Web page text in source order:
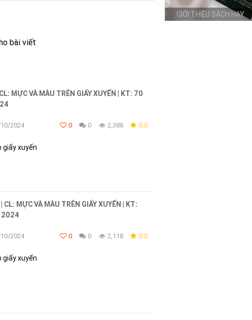
bài viết
MỰC VÀ MÀU TRÊN GIẤY XUYẾN | KT: 70
2024 0 0 2,388 0.0
giấy xuyến
MỰC VÀ MÀU TRÊN GIẤY XUYẾN | KT:
2024
2024 0 0 2,118 0.0
giấy xuyến
GIỚI THIỆU SÁCH HAY